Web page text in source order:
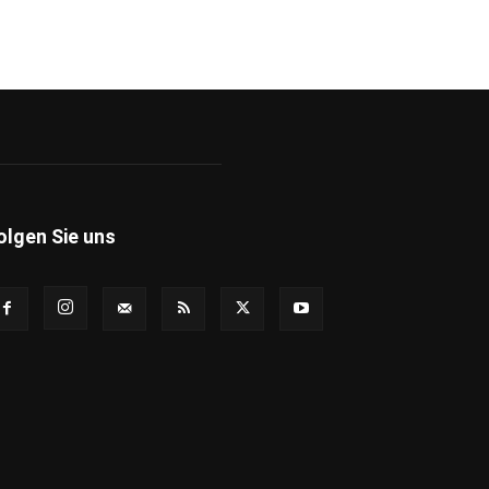
Sie uns